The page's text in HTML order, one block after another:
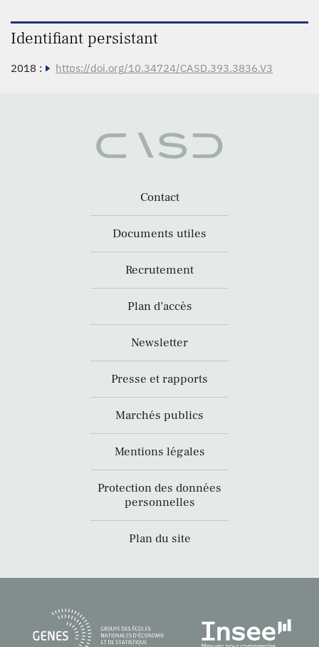
Identifiant persistant
2018 : https://doi.org/10.34724/CASD.393.3836.V3
Contact
Documents utiles
Recrutement
Plan d’accès
Newsletter
Presse et rapports
Marchés publics
Mentions légales
Protection des données
personnelles
Plan du site